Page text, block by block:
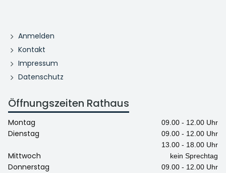
Anmelden
Kontakt
Impressum
Datenschutz
Öffnungszeiten Rathaus
Montag 09.00 - 12.00 Uhr
Dienstag
09.00 - 12.00 Uhr
13.00 - 18.00 Uhr
Mittwoch kein Sprechtag
Donnerstag
09.00 - 12.00 Uhr